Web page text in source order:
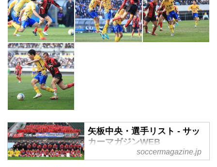
矢板中央・選手リスト - サッ
カーマガジンWEB
2024年度 第103回 全国高校サッ
soccermagazine.jp